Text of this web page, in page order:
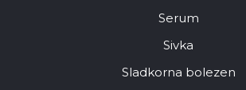
Serum
Sivka
Sladkorna bolezen